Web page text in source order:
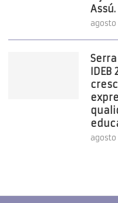
Assú.
agosto
agosto